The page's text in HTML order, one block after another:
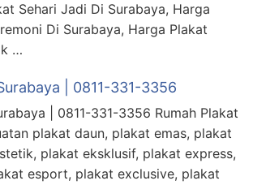
Sehari Jadi Di Surabaya, Harga
Di Surabaya, Harga Plakat
…
| 0811-331-3356
| 0811-331-3356 Rumah Plakat
plakat daun, plakat emas, plakat
plakat eksklusif, plakat express,
esport, plakat exclusive, plakat